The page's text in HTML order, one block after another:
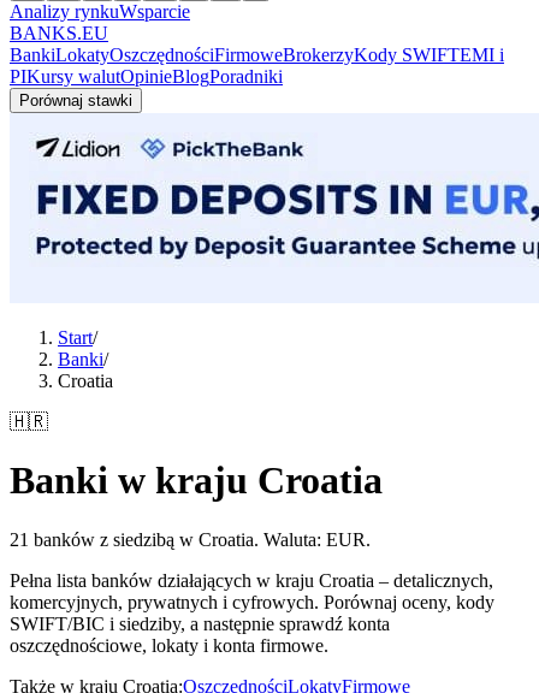
Analizy rynkuWsparcie
BANKS.EU
BankiLokatyOszczędnościFirmoweBrokerzyKody SWIFTEMI i
PIKursy walutOpinieBlogPoradniki
Porównaj stawki
Start/
Banki/
Croatia
🇭🇷
Banki w kraju Croatia
21 banków z siedzibą w Croatia. Waluta: EUR.
Pełna lista banków działających w kraju Croatia – detalicznych,
komercyjnych, prywatnych i cyfrowych. Porównaj oceny, kody
SWIFT/BIC i siedziby, a następnie sprawdź konta
oszczędnościowe, lokaty i konta firmowe.
Także w kraju Croatia:OszczędnościLokatyFirmowe